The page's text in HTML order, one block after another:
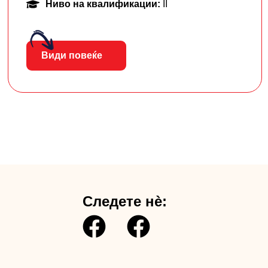
Ниво на квалификации:
Види повеќе
Следете нè: